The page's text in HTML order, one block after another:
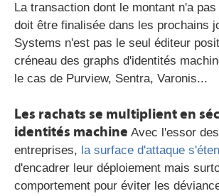
La transaction dont le montant n'a
doit être finalisée dans les prochains
Systems n'est pas le seul éditeur
créneau des graphs d'identités
le cas de Purview, Sentra, Varonis...
Les rachats se multiplient en
identités machine Avec l'essor
entreprises, la surface d'attaque
d'encadrer leur déploiement mais
comportement pour éviter les